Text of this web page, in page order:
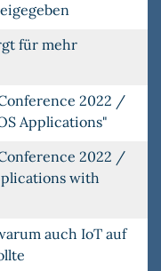
für mehr
2022 /
Applications"
2022 /
with
auch IoT auf